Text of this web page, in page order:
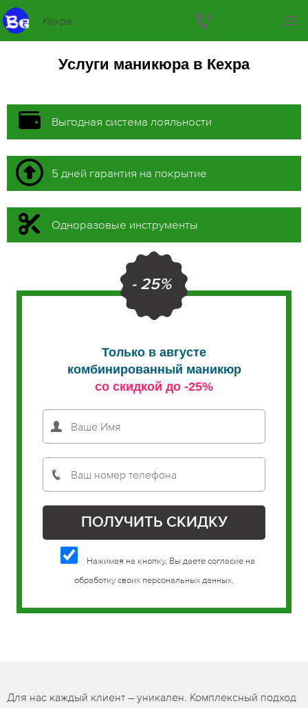
Кехра
Услуги маникюра в Кехра
Выгодная система лояльности
5 дней гарантия на покрытие
Одноразовые инструменты
- 25%
Только в августе
комбинированный маникюр
со скидкой до -25%
Нажимая на кнопку, Вы даете согласие на
обработку своих персональных данных.
Для нас каждый клиент – уникален. Комплексный подход